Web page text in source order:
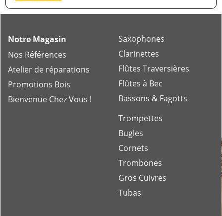
Notre Magasin
Nos Références
Atelier de réparations
Promotions Bois
Bienvenue Chez Vous !
Saxophones
Clarinettes
Flûtes Traversières
Flûtes à Bec
Bassons & Fagotts
Trompettes
Bugles
Cornets
Trombones
Gros Cuivres
Tubas